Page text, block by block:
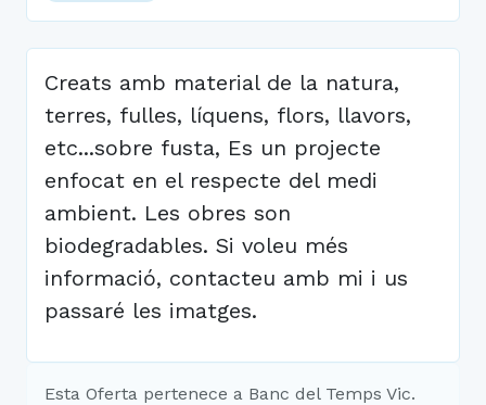
Creats amb material de la natura,
terres, fulles, líquens, flors, llavors,
etc...sobre fusta, Es un projecte
enfocat en el respecte del medi
ambient. Les obres son
biodegradables. Si voleu més
informació, contacteu amb mi i us
passaré les imatges.
Esta Oferta pertenece a Banc del Temps Vic.